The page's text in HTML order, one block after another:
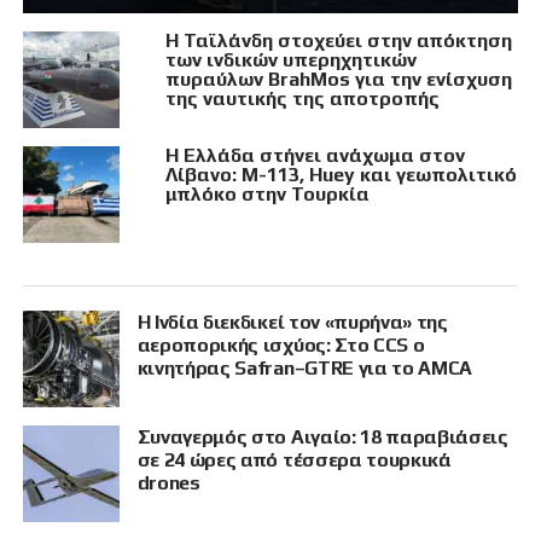
Η Ταϊλάνδη στοχεύει στην απόκτηση
των ινδικών υπερηχητικών
πυραύλων BrahMos για την ενίσχυση
της ναυτικής της αποτροπής
Η Ελλάδα στήνει ανάχωμα στον
Λίβανο: M-113, Huey και γεωπολιτικό
μπλόκο στην Τουρκία
Η Ινδία διεκδικεί τον «πυρήνα» της
αεροπορικής ισχύος: Στο CCS ο
κινητήρας Safran–GTRE για το AMCA
Συναγερμός στο Αιγαίο: 18 παραβιάσεις
σε 24 ώρες από τέσσερα τουρκικά
drones